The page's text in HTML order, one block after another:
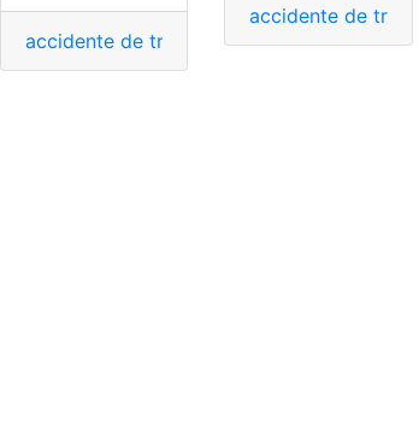
Accidentes,acciones,consultas,Empresa,
accidente de trabajo denuncia por Internet
accidente de